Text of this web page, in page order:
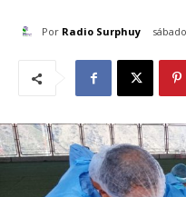
Por Radio Surphuy